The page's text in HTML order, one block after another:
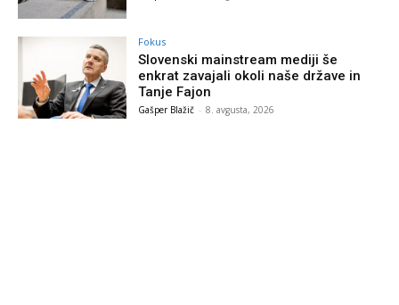
Fokus
Slovenski mainstream mediji še
enkrat zavajali okoli naše države in
Tanje Fajon
Gašper Blažič - 8. avgusta, 2026